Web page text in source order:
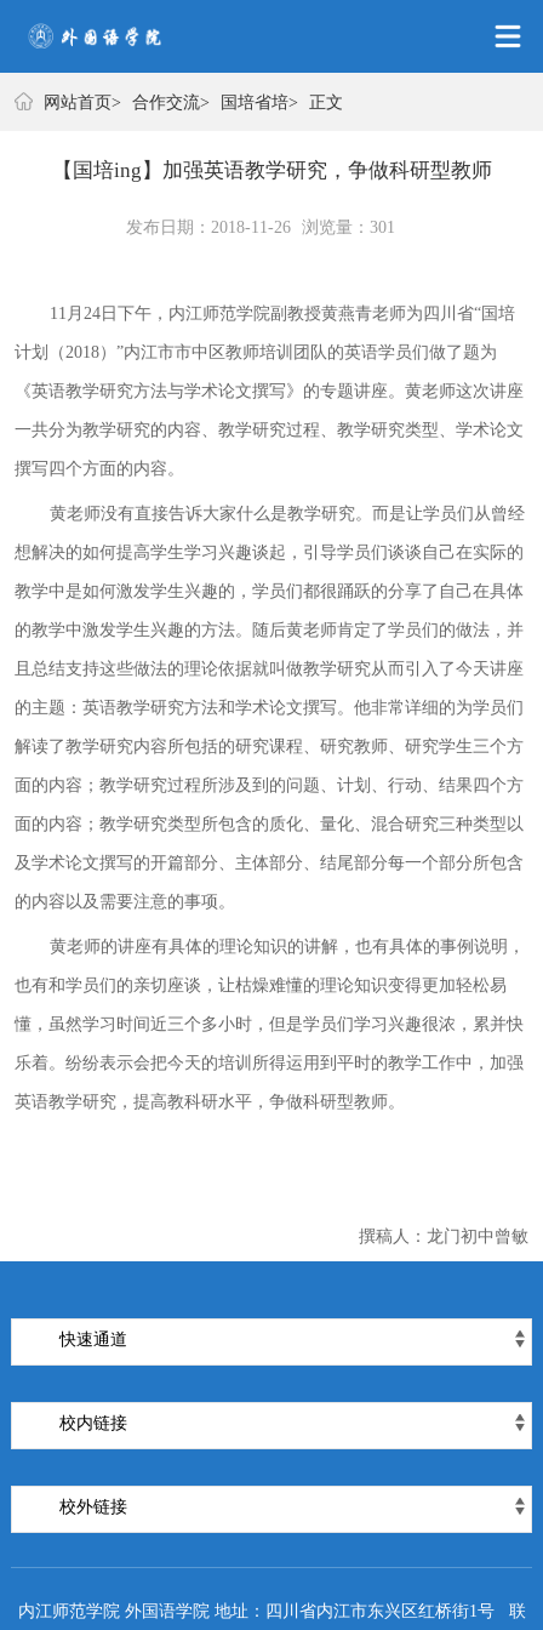
合作交流
网站首页> 合作交流> 国培省培> 正文
【国培ing】加强英语教学研究，争做科研型教师
发布日期：2018-11-26 浏览量：301
11 月 24日下午，内江师范学院副教授黄燕青老师为四川省“国培
计划（2018）”内江市市中区教师培训团队的英语学员们做了题为
《英语教学研究方法与学术论文撰写》的专题讲座。黄老师这次讲座
一共分为教学研究的内容、教学研究过程、教学研究类型、学术论文
撰写四个方面的内容。
黄老师没有直接告诉大家什么是教学研究。而是让学员们从曾经
想解决的如何提高学生学习兴趣谈起，引导学员们谈谈自己在实际的
教学中是如何激发学生兴趣的，学员们都很踊跃的分享了自己在具体
的教学中激发学生兴趣的方法。随后黄老师肯定了学员们的做法，并
且总结支持这些做法的理论依据就叫做教学研究从而引入了今天讲座
的主题：英语教学研究方法和学术论文撰写。他非常详细的为学员们
解读了教学研究内容所包括的研究课程、研究教师、研究学生三个方
面的内容；教学研究过程所涉及到的问题、计划、行动、结果四个方
面的内容；教学研究类型所包含的质化、量化、混合研究三种类型以
及学术论文撰写的开篇部分、主体部分、结尾部分每一个部分所包含
的内容以及需要注意的事项。
黄老师的讲座有具体的理论知识的讲解，也有具体的事例说明，
也有和学员们的亲切座谈，让枯燥难懂的理论知识变得更加轻松易
懂，虽然学习时间近三个多小时，但是学员们学习兴趣很浓，累并快
乐着。纷纷表示会把今天的培训所得运用到平时的教学工作中，加强
英语教学研究，提高教科研水平，争做科研型教师。
撰稿人：龙门初中曾敏
快速通道
校内链接
校外链接
内江师范学院 外国语学院 地址：四川省内江市东兴区红桥街1号 联